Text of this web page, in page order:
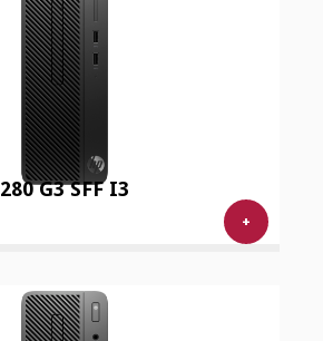
280 G3 SFF I3
+